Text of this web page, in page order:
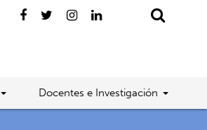
Docentes e Investigación